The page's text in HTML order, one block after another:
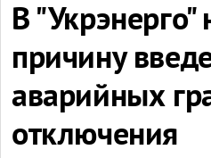
В "Укрэнерго"
причину
аварийных
отключения